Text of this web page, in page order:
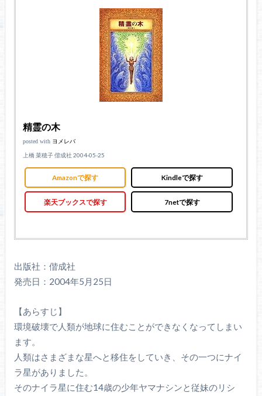
精霊の木
posted with ヨメレバ
上橋 菜穂子 偕成社 2004-05-25
Amazonで探す Kindleで探す
楽天ブックスで探す 7netで探す
出版社：偕成社
発売日：2004年5月25日
【あらすじ】
環境破壊で人類が地球に住むことができなくなってしまい
ます。
人類はさまざまな星へと移住をしていき、その一つにナイ
ラ星がありました。
そのナイラ星に住む14歳の少年ヤマナシンと従妹のリシ